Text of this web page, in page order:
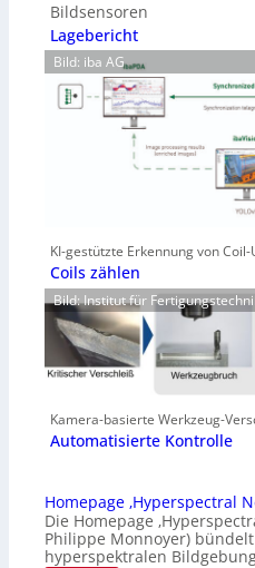
Bildsensoren
Lagebericht
Bild: iba AG
KI-gestützte Erkennung von
Coils zählen
Bild: Institut für
Kamera-basierte Werkzeug-
Automatisierte Kontrolle
Homepage ‚Hyperspectral
Die Homepage
Philippe Monnoyer)
hyperspektralen